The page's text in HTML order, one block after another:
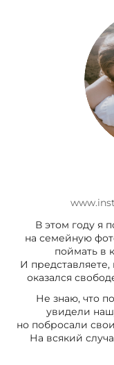
В этом году я
на семейную
поймать в
И представляете,
оказался
Не знаю, что
увидели
но побросали
На всякий